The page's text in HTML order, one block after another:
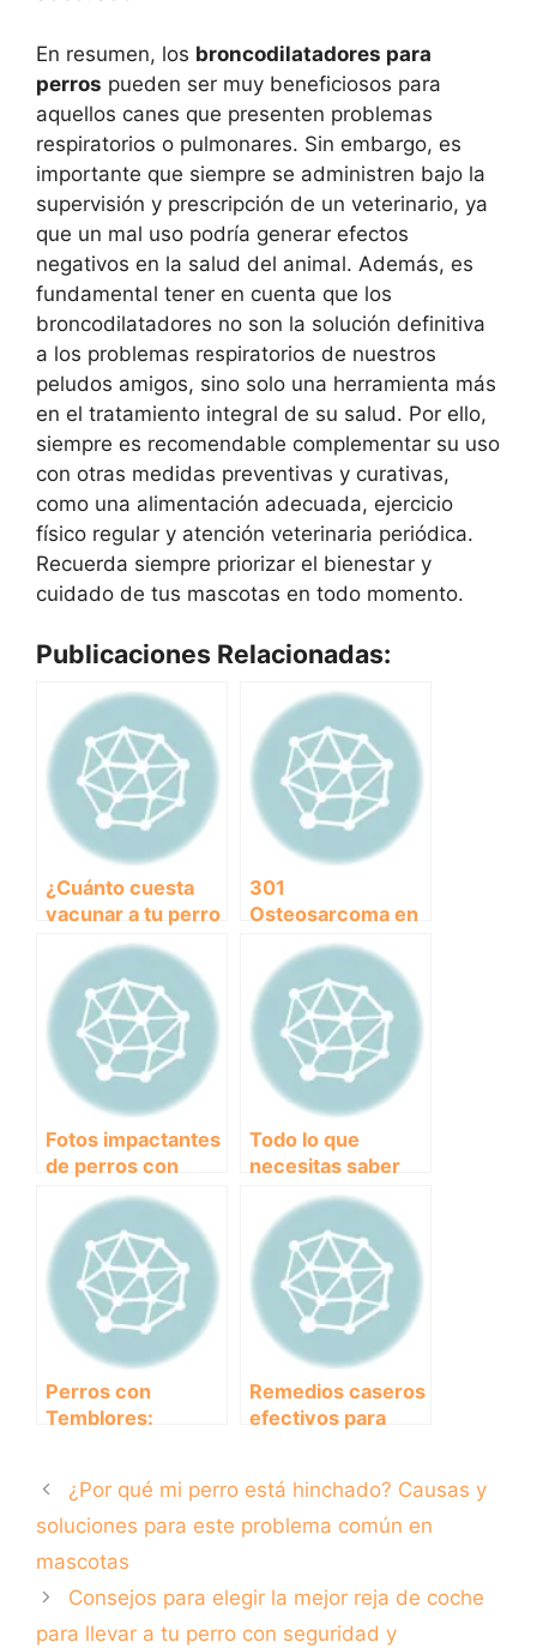
En resumen, los broncodilatadores para
perros pueden ser muy beneficiosos para
aquellos canes que presenten problemas
respiratorios o pulmonares. Sin embargo, es
importante que siempre se administren bajo la
supervisión y prescripción de un veterinario, ya
que un mal uso podría generar efectos
negativos en la salud del animal. Además, es
fundamental tener en cuenta que los
broncodilatadores no son la solución definitiva
a los problemas respiratorios de nuestros
peludos amigos, sino solo una herramienta más
en el tratamiento integral de su salud. Por ello,
siempre es recomendable complementar su uso
con otras medidas preventivas y curativas,
como una alimentación adecuada, ejercicio
físico regular y atención veterinaria periódica.
Recuerda siempre priorizar el bienestar y
cuidado de tus mascotas en todo momento.
Publicaciones Relacionadas:
¿Cuánto cuesta
vacunar a tu perro
contra la rabia?
301
Osteosarcoma en
perros: causas,
síntomas y
tratamiento
Fotos impactantes
de perros con
sarna: causas,
síntomas y
tratamiento.
Todo lo que
necesitas saber
sobre el pienso
hepático para
perros.
Perros con
Temblores:
Remedios caseros
efectivos para
alimentos darle a
tu mascota?
¿Por qué mi perro está hinchado? Causas y
soluciones para este problema común en
mascotas
Consejos para elegir la mejor reja de coche
para llevar a tu perro con seguridad y